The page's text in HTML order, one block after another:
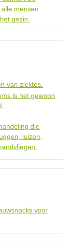
mensen
gezin.
van ziektes.
is het gewoon
die
luizen,
voor